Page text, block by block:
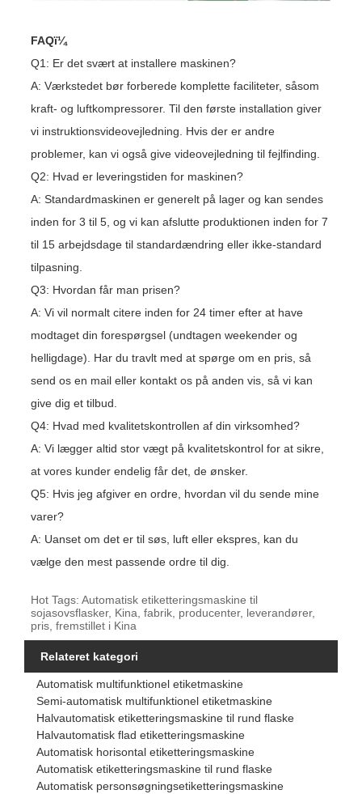
FAQï¼
Q1: Er det svært at installere maskinen?
A: Værkstedet bør forberede komplette faciliteter, såsom
kraft- og luftkompressorer. Til den første installation giver
vi instruktionsvideovejledning. Hvis der er andre
problemer, kan vi også give videovejledning til fejlfinding.
Q2: Hvad er leveringstiden for maskinen?
A: Standardmaskinen er generelt på lager og kan sendes
inden for 3 til 5, og vi kan afslutte produktionen inden for 7
til 15 arbejdsdage til standardændring eller ikke-standard
tilpasning.
Q3: Hvordan får man prisen?
A: Vi vil normalt citere inden for 24 timer efter at have
modtaget din forespørgsel (undtagen weekender og
helligdage). Har du travlt med at spørge om en pris, så
send os en mail eller kontakt os på anden vis, så vi kan
give dig et tilbud.
Q4: Hvad med kvalitetskontrollen af ​​din virksomhed?
A: Vi lægger altid stor vægt på kvalitetskontrol for at sikre,
at vores kunder endelig får det, de ønsker.
Q5: Hvis jeg afgiver en ordre, hvordan vil du sende mine
varer?
A: Uanset om det er til søs, luft eller ekspres, kan du
vælge den mest passende ordre til dig.
Hot Tags: Automatisk etiketteringsmaskine til
sojasovsflasker, Kina, fabrik, producenter, leverandører,
pris, fremstillet i Kina
Relateret kategori
Automatisk multifunktionel etiketmaskine
Semi-automatisk multifunktionel etiketmaskine
Halvautomatisk etiketteringsmaskine til rund flaske
Halvautomatisk flad etiketteringsmaskine
Automatisk horisontal etiketteringsmaskine
Automatisk etiketteringsmaskine til rund flaske
Automatisk personsøgningsetiketteringsmaskine